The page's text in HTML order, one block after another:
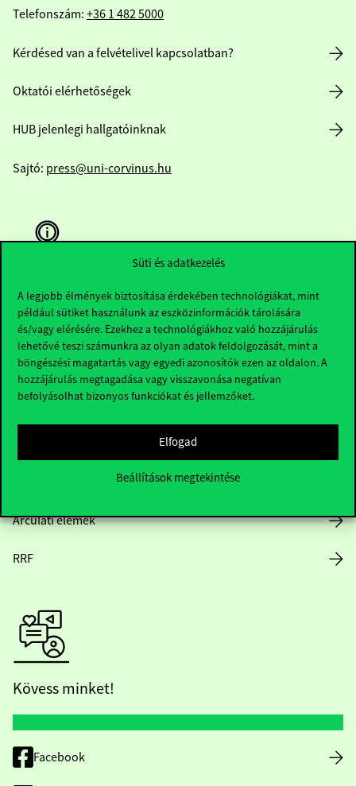
Süti és adatkezelés
A legjobb élmények biztosítása érdekében technológiákat, mint
például sütiket használunk az eszközinformációk tárolására
és/vagy elérésére. Ezekhez a technológiákhoz való hozzájárulás
lehetővé teszi számunkra az olyan adatok feldolgozását, mint a
böngészési magatartás vagy egyedi azonosítók ezen az oldalon. A
hozzájárulás megtagadása vagy visszavonása negatívan
befolyásolhat bizonyos funkciókat és jellemzőket.
Elfogad
Beállítások megtekintése
Telefonszám: +36 1 482 5000
Kérdésed van a felvételivel kapcsolatban?
Oktatói elérhetőségek
HUB jelenlegi hallgatóinknak
Sajtó: press@uni-corvinus.hu
Hasznos linkek
Nyitvatartás
Házirend
Arculati elemek
RRF
Kövess minket!
Facebook